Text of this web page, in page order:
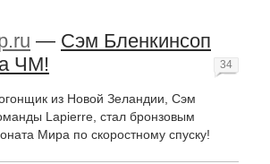
— Сэм Бленкинсоп
ЧМ!
из Новой Зеландии, Сэм
Lapierre, стал бронзовым
Мира по скоростному спуску!
34